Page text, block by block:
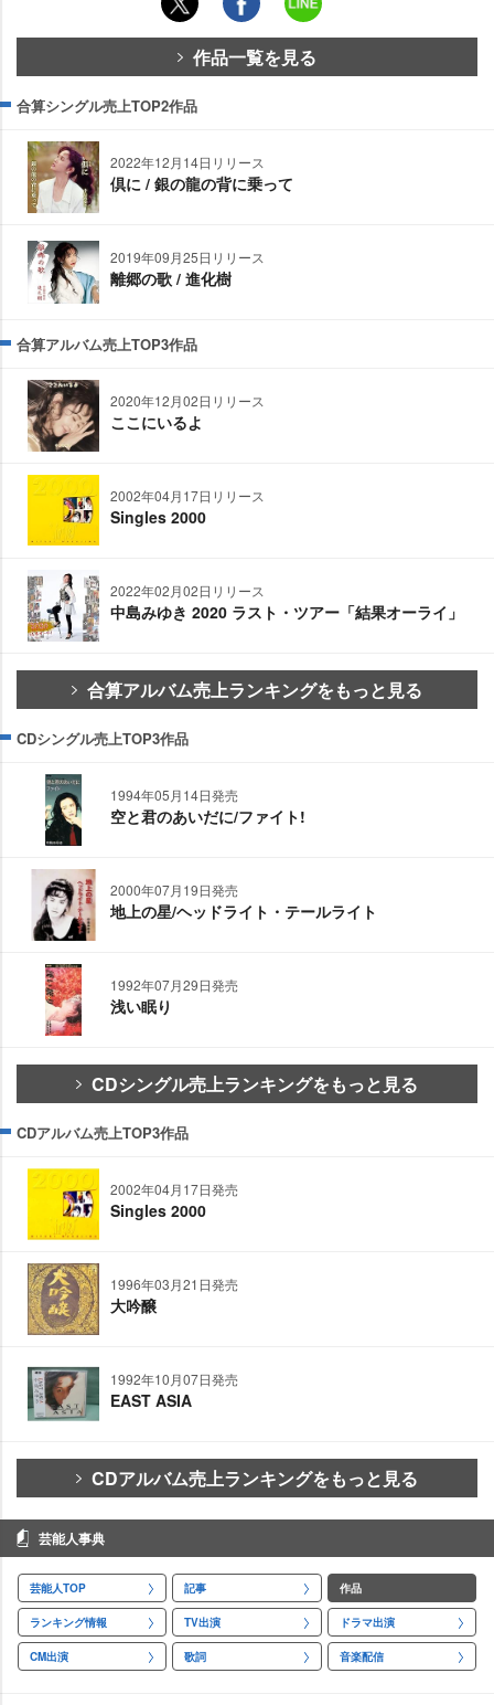
作品一覧を見る
合算シングル売上TOP2作品
2022年12月14日リリース
倶に / 銀の龍の背に乗って
2019年09月25日リリース
離郷の歌 / 進化樹
合算アルバム売上TOP3作品
2020年12月02日リリース
ここにいるよ
2002年04月17日リリース
Singles 2000
2022年02月02日リリース
中島みゆき 2020 ラスト・ツアー「結果オーライ」
合算アルバム売上ランキングをもっと見る
CDシングル売上TOP3作品
1994年05月14日発売
空と君のあいだに/ファイト!
2000年07月19日発売
地上の星/ヘッドライト・テールライト
1992年07月29日発売
浅い眠り
CDシングル売上ランキングをもっと見る
CDアルバム売上TOP3作品
2002年04月17日発売
Singles 2000
1996年03月21日発売
大吟醸
1992年10月07日発売
EAST ASIA
CDアルバム売上ランキングをもっと見る
芸能人事典
芸能人TOP 記事 作品
ランキング情報 TV出演 ドラマ出演
CM出演 歌詞 音楽配信